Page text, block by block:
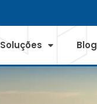
Soluções Blog